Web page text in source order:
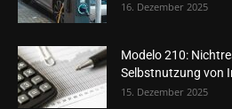
16. Dezember 2025
Modelo 210:
Selbstnutzung von
15. Dezember 2025